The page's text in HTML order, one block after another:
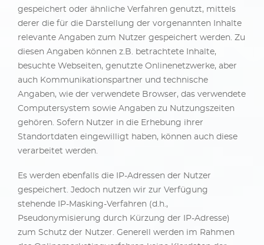
gespeichert oder ähnliche Verfahren genutzt, mittels
derer die für die Darstellung der vorgenannten Inhalte
relevante Angaben zum Nutzer gespeichert werden. Zu
diesen Angaben können z.B. betrachtete Inhalte,
besuchte Webseiten, genutzte Onlinenetzwerke, aber
auch Kommunikationspartner und technische
Angaben, wie der verwendete Browser, das verwendete
Computersystem sowie Angaben zu Nutzungszeiten
gehören. Sofern Nutzer in die Erhebung ihrer
Standortdaten eingewilligt haben, können auch diese
verarbeitet werden.
Es werden ebenfalls die IP-Adressen der Nutzer
gespeichert. Jedoch nutzen wir zur Verfügung
stehende IP-Masking-Verfahren (d.h.,
Pseudonymisierung durch Kürzung der IP-Adresse)
zum Schutz der Nutzer. Generell werden im Rahmen